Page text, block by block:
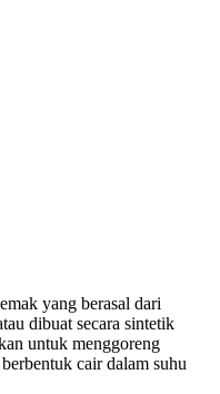
yang berasal dari
dibuat secara sintetik
untuk menggoreng
cair dalam suhu